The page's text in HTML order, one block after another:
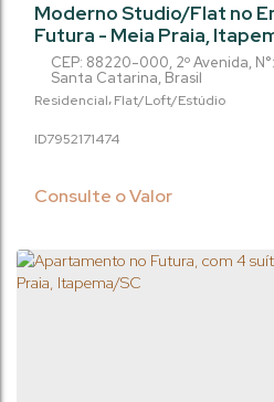
Residencial Flat/Loft/Estúdio
Consulte o Valor
1474
795217
CEP: 88220-000, 2º Avenida, N°:
Santa Catarina, Brasil
Moderno Studio/Flat no
Futura - Meia Praia,
oportunidade para
imóvel prático e funcional
mais valorizadas da Meia
na 2º Avenida e a apenas
bem distribuídos e...